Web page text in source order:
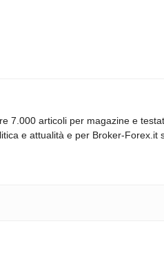
7.000 articoli per magazine e
e attualità e per Broker-Forex.it